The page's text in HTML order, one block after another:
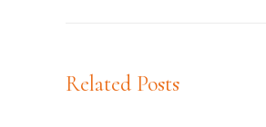
Related Posts